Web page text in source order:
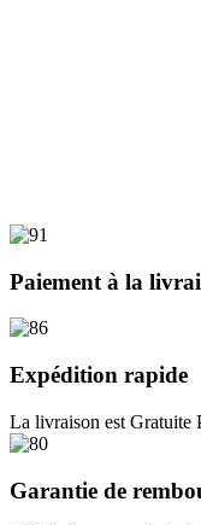
Paiement à la
Expédition rapide
La livraison est Gratuite
Garantie de